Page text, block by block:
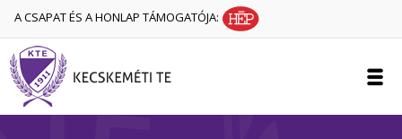
A CSAPAT ÉS A HONLAP TÁMOGATÓJA: